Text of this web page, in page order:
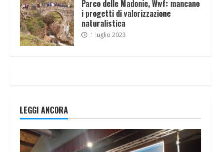
Parco delle Madonie, Wwf: mancano
i progetti di valorizzazione
naturalistica
1 luglio 2023
LEGGI ANCORA